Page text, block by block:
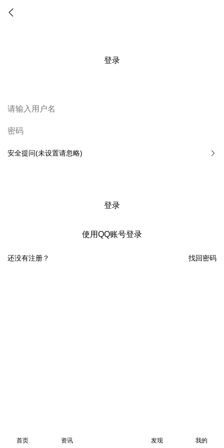
登录
安全提问(未设置请忽略)
登录
使用QQ账号登录
找回密码
还没有注册？
首页 资讯 发现 我的